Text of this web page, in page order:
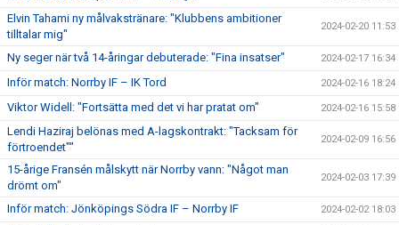
Elvin Tahami ny målvakstränare: "Klubbens ambitioner
tilltalar mig"
2024-02-20 11:53
Ny seger när två 14-åringar debuterade: "Fina insatser" 2024-02-17 16:34
Inför match: Norrby IF – IK Tord 2024-02-16 18:24
Viktor Widell: "Fortsätta med det vi har pratat om" 2024-02-16 15:58
Lendi Haziraj belönas med A-lagskontrakt: "Tacksam för
förtroendet""
2024-02-09 16:56
15-årige Fransén målskytt när Norrby vann: "Något man
drömt om"
2024-02-03 17:39
Inför match: Jönköpings Södra IF – Norrby IF 2024-02-02 18:03